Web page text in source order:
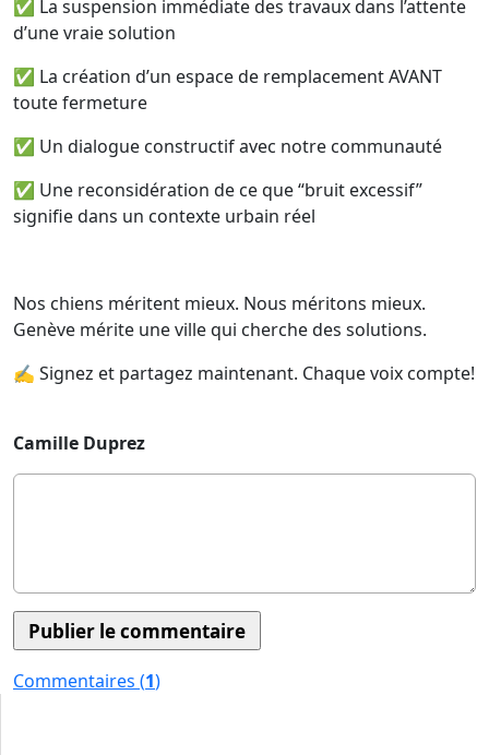
✅ La suspension immédiate des travaux dans l’attente
d’une vraie solution
✅ La création d’un espace de remplacement AVANT
toute fermeture
✅ Un dialogue constructif avec notre communauté
✅ Une reconsidération de ce que “bruit excessif”
signifie dans un contexte urbain réel
Nos chiens méritent mieux. Nous méritons mieux.
Genève mérite une ville qui cherche des solutions.
✍️ Signez et partagez maintenant. Chaque voix compte!
Camille Duprez
Commentaires (1)